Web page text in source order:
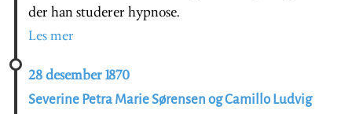
der han studerer hypnose.
Les mer
28 desember 1870
Severine Petra Marie Sørensen og Camillo Ludvig